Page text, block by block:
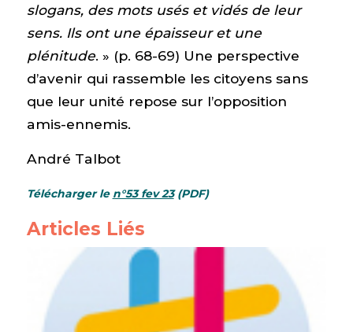
slogans, des mots usés et vidés de leur
sens. Ils ont une épaisseur et une
plénitude. » (p. 68-69) Une perspective
d’avenir qui rassemble les citoyens sans
que leur unité repose sur l’opposition
amis-ennemis.
André Talbot
Télécharger le n°53 fev 23(PDF)
Articles Liés